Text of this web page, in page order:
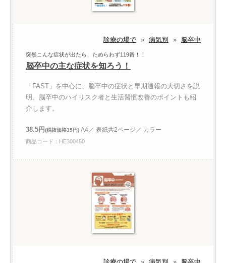
診療の場で » 病気別 » 脳卒中
突然こんな症状が出たら、ためらわず119番！！
脳卒中の主な症状を知ろう！
「FAST」を中心に、脳卒中の症状と早期通報の大切さを説
明。脳卒中のハイリスク者と生活習慣改善のポイントも紹
介します。
38.5円(税抜価格35円) A4／ 表紙共2ページ／ カラー
商品コード：HE300450